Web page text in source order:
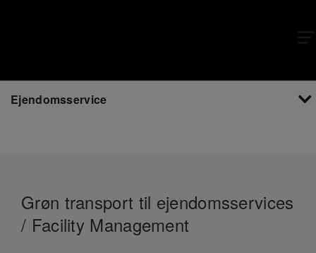
Ejendomsservice
Grøn transport til ejendomsservices
/ Facility Management